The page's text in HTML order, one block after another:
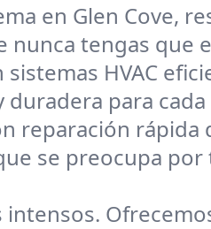
en Glen Cove,
nunca tengas que
HVAC
para cada
reparación rápida
se preocupa